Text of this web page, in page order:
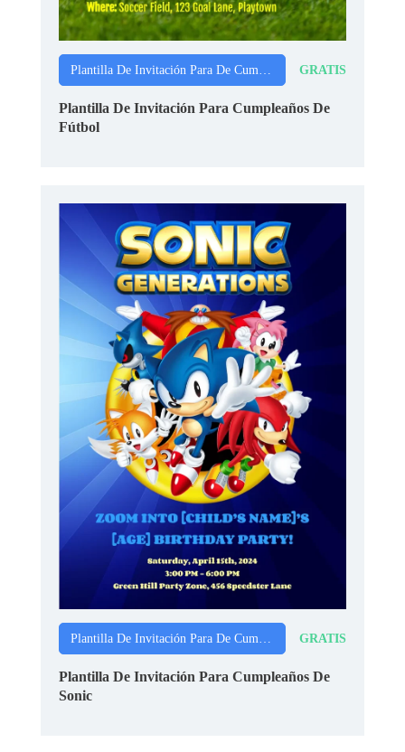
Plantilla De Invitación Para De Cumpleaños GRATIS
Plantilla De Invitación Para Cumpleaños De
Fútbol
Plantilla De Invitación Para De Cumpleaños GRATIS
Plantilla De Invitación Para Cumpleaños De
Sonic